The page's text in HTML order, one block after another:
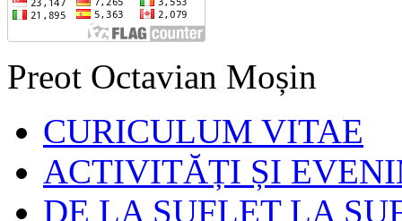
Preot Octavian Moșin
CURICULUM VITAE
ACTIVITĂȚI ȘI
DE LA SUFLET LA